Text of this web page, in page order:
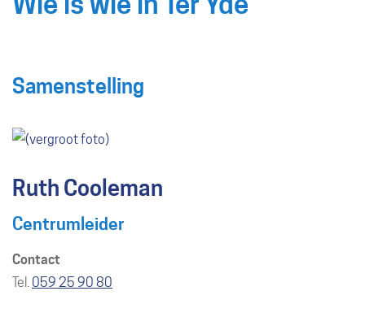
Samenstelling
Ruth Cooleman
Centrumleider
Contact
Tel./GSM
059 25 90 80